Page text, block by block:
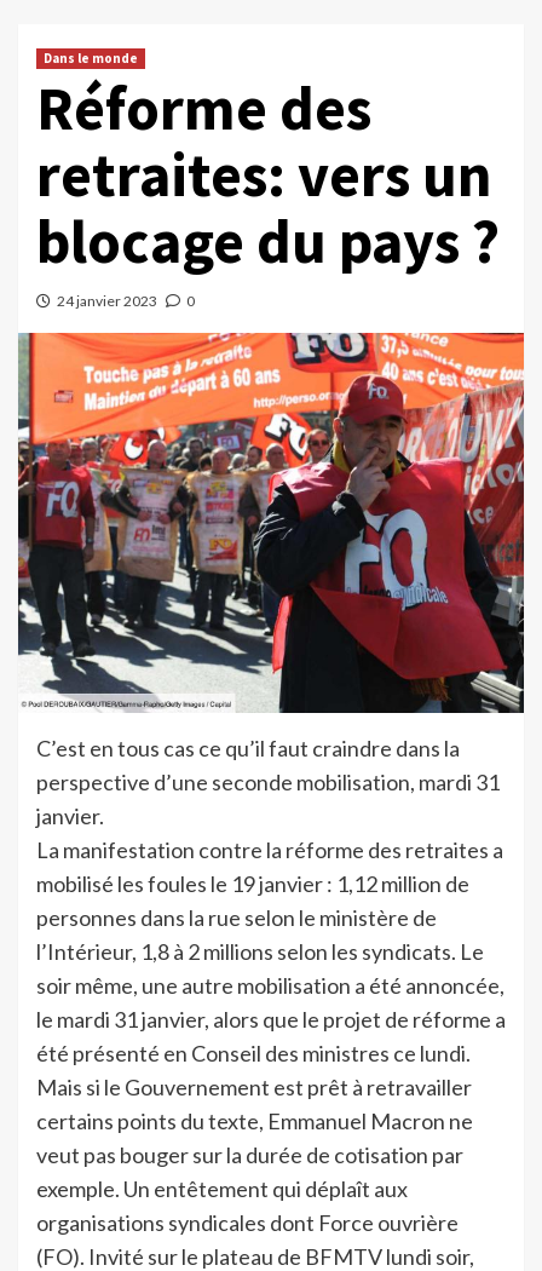
Dans le monde
Réforme des
retraites: vers un
blocage du pays ?
24 janvier 2023 0
C’est en tous cas ce qu’il faut craindre dans la
perspective d’une seconde mobilisation, mardi 31
janvier.
La manifestation contre la réforme des retraites a
mobilisé les foules le 19 janvier : 1,12 million de
personnes dans la rue selon le ministère de
l’Intérieur, 1,8 à 2 millions selon les syndicats. Le
soir même, une autre mobilisation a été annoncée,
le mardi 31 janvier, alors que le projet de réforme a
été présenté en Conseil des ministres ce lundi.
Mais si le Gouvernement est prêt à retravailler
certains points du texte, Emmanuel Macron ne
veut pas bouger sur la durée de cotisation par
exemple. Un entêtement qui déplaît aux
organisations syndicales dont Force ouvrière
(FO). Invité sur le plateau de BFMTV lundi soir,